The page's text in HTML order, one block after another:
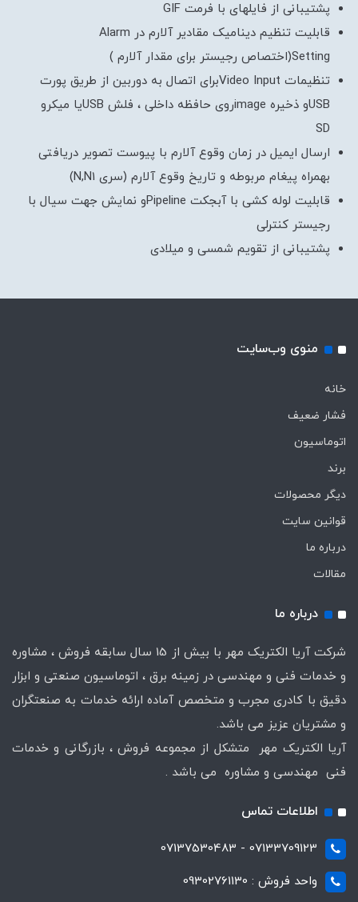
پشتیبانی از فایلهای با فرمت GIF
قابلیت تنظیم دینامیک مقادیر آلارم در Alarm
Setting(اختصاص رجیستر برای مقدار آلارم )
تنظیمات Video Inputبرای اتصال به دوربین از طریق پورت
USBو ذخیره imageروی حافظه داخلی ، فلش USBیا میکرو
SD
ارسال ایمیل در زمان وقوع آلارم با پیوست تصویر دریافتی
بهمراه پیغام مربوطه و تاریخ وقوع آلارم (سری N,N1)
قابلیت لوله کشی با آبجکت Pipelineو نمایش جهت سیال با
رجیستر کنترلی
پشتیبانی از تقویم شمسی و میلادی
منوی وب‌سایت
خانه
فشار ضعیف
اتوماسیون
برند
دیگر محصولات
قوانین سایت
درباره ما
مقالات
درباره ما
شرکت آریا الکتریک مهر با بیش از 15 سال سابقه فروش ، مشاوره
و خدمات فنی و مهندسی در زمینه برق ، اتوماسیون صنعتی و ابزار
دقیق با کادری مجرب و متخصص آماده ارائه خدمات به صنعتگران
و مشتریان عزیز می باشد.
آریا الکتریک مهر متشکل از مجموعه فروش ، بازرگانی و خدمات
فنی مهندسی و مشاوره می باشد .
اطلاعات تماس
07133709123 - 07137530483
واحد فروش : 09302761130